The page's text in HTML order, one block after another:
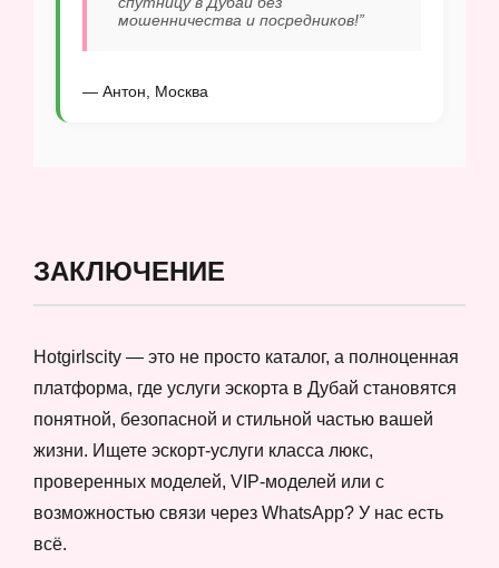
мошенничества и посредников!”
— Антон, Москва
ЗАКЛЮЧЕНИЕ
Hotgirlscity — это не просто каталог, а полноценная
платформа, где услуги эскорта в Дубай становятся
понятной, безопасной и стильной частью вашей
жизни. Ищете эскорт-услуги класса люкс,
проверенных моделей, VIP-моделей или с
возможностью связи через WhatsApp? У нас есть
всё.